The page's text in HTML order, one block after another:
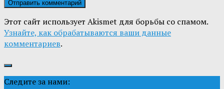
Этот сайт использует Akismet для борьбы со спамом.
Узнайте, как обрабатываются ваши данные
комментариев.
Следите за нами: